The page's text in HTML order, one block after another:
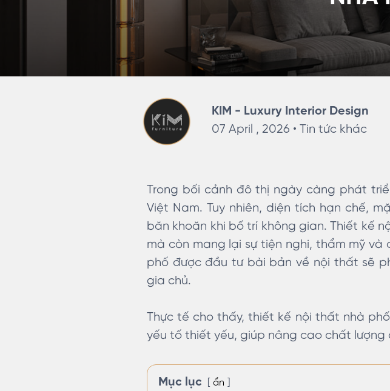
KIM - Luxury Interior Design
07 April , 2026 •Tin tức khác
Trong bối cảnh đô thị ngày càng phát
Việt Nam. Tuy nhiên, diện tích hạn chế,
băn khoăn khi bố trí không gian. Thiết kế
mà còn mang lại sự tiện nghi, thẩm mỹ
phố được đầu tư bài bản về nội thất sẽ
gia chủ.
Thực tế cho thấy, thiết kế nội thất nhà
yếu tố thiết yếu, giúp nâng cao chất
Mục lục
ẩn